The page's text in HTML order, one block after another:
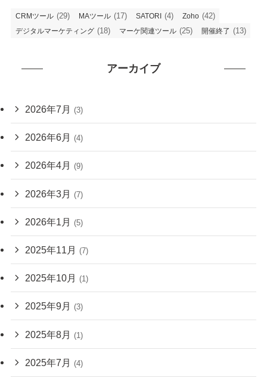
CRMツール (29) MAツール (17) SATORI (4) Zoho (42)
デジタルマーケティング (18) マーケ関連ツール (25) 開催終了 (13)
アーカイブ
2026年7月 (3)
2026年6月 (4)
2026年4月 (9)
2026年3月 (7)
2026年1月 (5)
2025年11月 (7)
2025年10月 (1)
2025年9月 (3)
2025年8月 (1)
2025年7月 (4)